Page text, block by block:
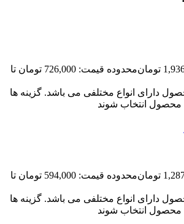
تومان
محدوده قیمت: 726,000 تومان تا
دارای انواع مختلفی می باشد. گزینه ها
انتخاب شوند
تومان
محدوده قیمت: 594,000 تومان تا
دارای انواع مختلفی می باشد. گزینه ها
انتخاب شوند